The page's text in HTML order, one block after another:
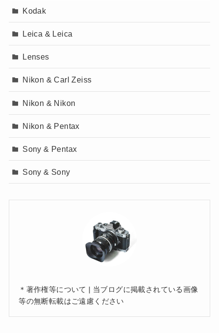
Kodak
Leica & Leica
Lenses
Nikon & Carl Zeiss
Nikon & Nikon
Nikon & Pentax
Sony & Pentax
Sony & Sony
＊著作権等について | 当ブログに掲載されている画像
等の無断転載はご遠慮ください